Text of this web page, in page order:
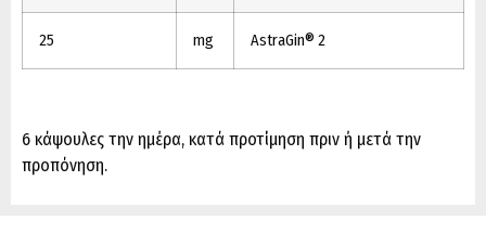
25 mg AstraGin® 2
6 κάψουλες την ημέρα, κατά προτίμηση πριν ή μετά την
προπόνηση.